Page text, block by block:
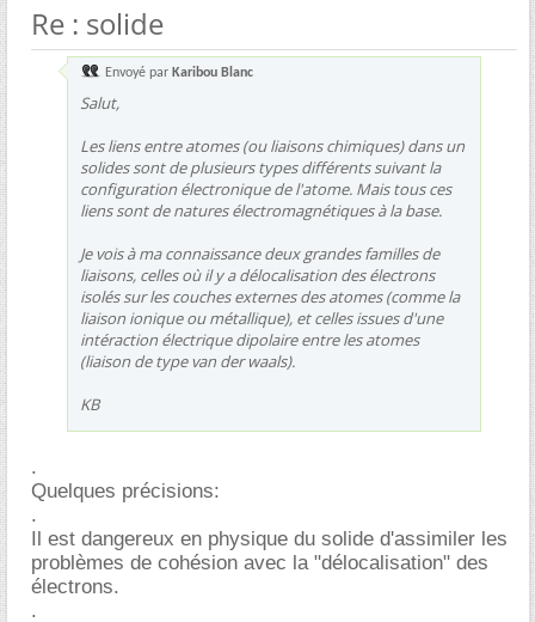
Re : solide
Envoyé par Karibou Blanc
Salut,
Les liens entre atomes (ou liaisons chimiques) dans un
solides sont de plusieurs types différents suivant la
configuration électronique de l'atome. Mais tous ces
liens sont de natures électromagnétiques à la base.
Je vois à ma connaissance deux grandes familles de
liaisons, celles où il y a délocalisation des électrons
isolés sur les couches externes des atomes (comme la
liaison ionique ou métallique), et celles issues d'une
intéraction électrique dipolaire entre les atomes
(liaison de type van der waals).
KB
.
Quelques précisions:
.
Il est dangereux en physique du solide d'assimiler les
problèmes de cohésion avec la "délocalisation" des
électrons.
.